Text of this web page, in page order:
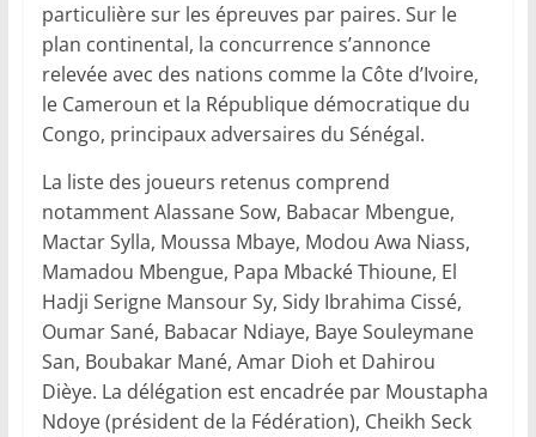
particulière sur les épreuves par paires. Sur le
plan continental, la concurrence s’annonce
relevée avec des nations comme la Côte d’Ivoire,
le Cameroun et la République démocratique du
Congo, principaux adversaires du Sénégal.
La liste des joueurs retenus comprend
notamment Alassane Sow, Babacar Mbengue,
Mactar Sylla, Moussa Mbaye, Modou Awa Niass,
Mamadou Mbengue, Papa Mbacké Thioune, El
Hadji Serigne Mansour Sy, Sidy Ibrahima Cissé,
Oumar Sané, Babacar Ndiaye, Baye Souleymane
San, Boubakar Mané, Amar Dioh et Dahirou
Dièye. La délégation est encadrée par Moustapha
Ndoye (président de la Fédération), Cheikh Seck